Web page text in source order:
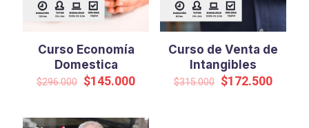
Curso Economía
Domestica
$296.000 Original
$296.000.
$145.000Current
$145.000.
Curso de Venta de
Intangibles
$315.000 Original
$172.500